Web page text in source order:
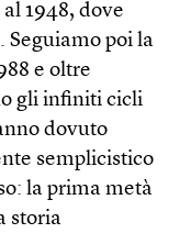
1948, dove
Seguiamo poi la
e oltre
gli infiniti cicli
dovuto
semplicistico
la prima metà
storia